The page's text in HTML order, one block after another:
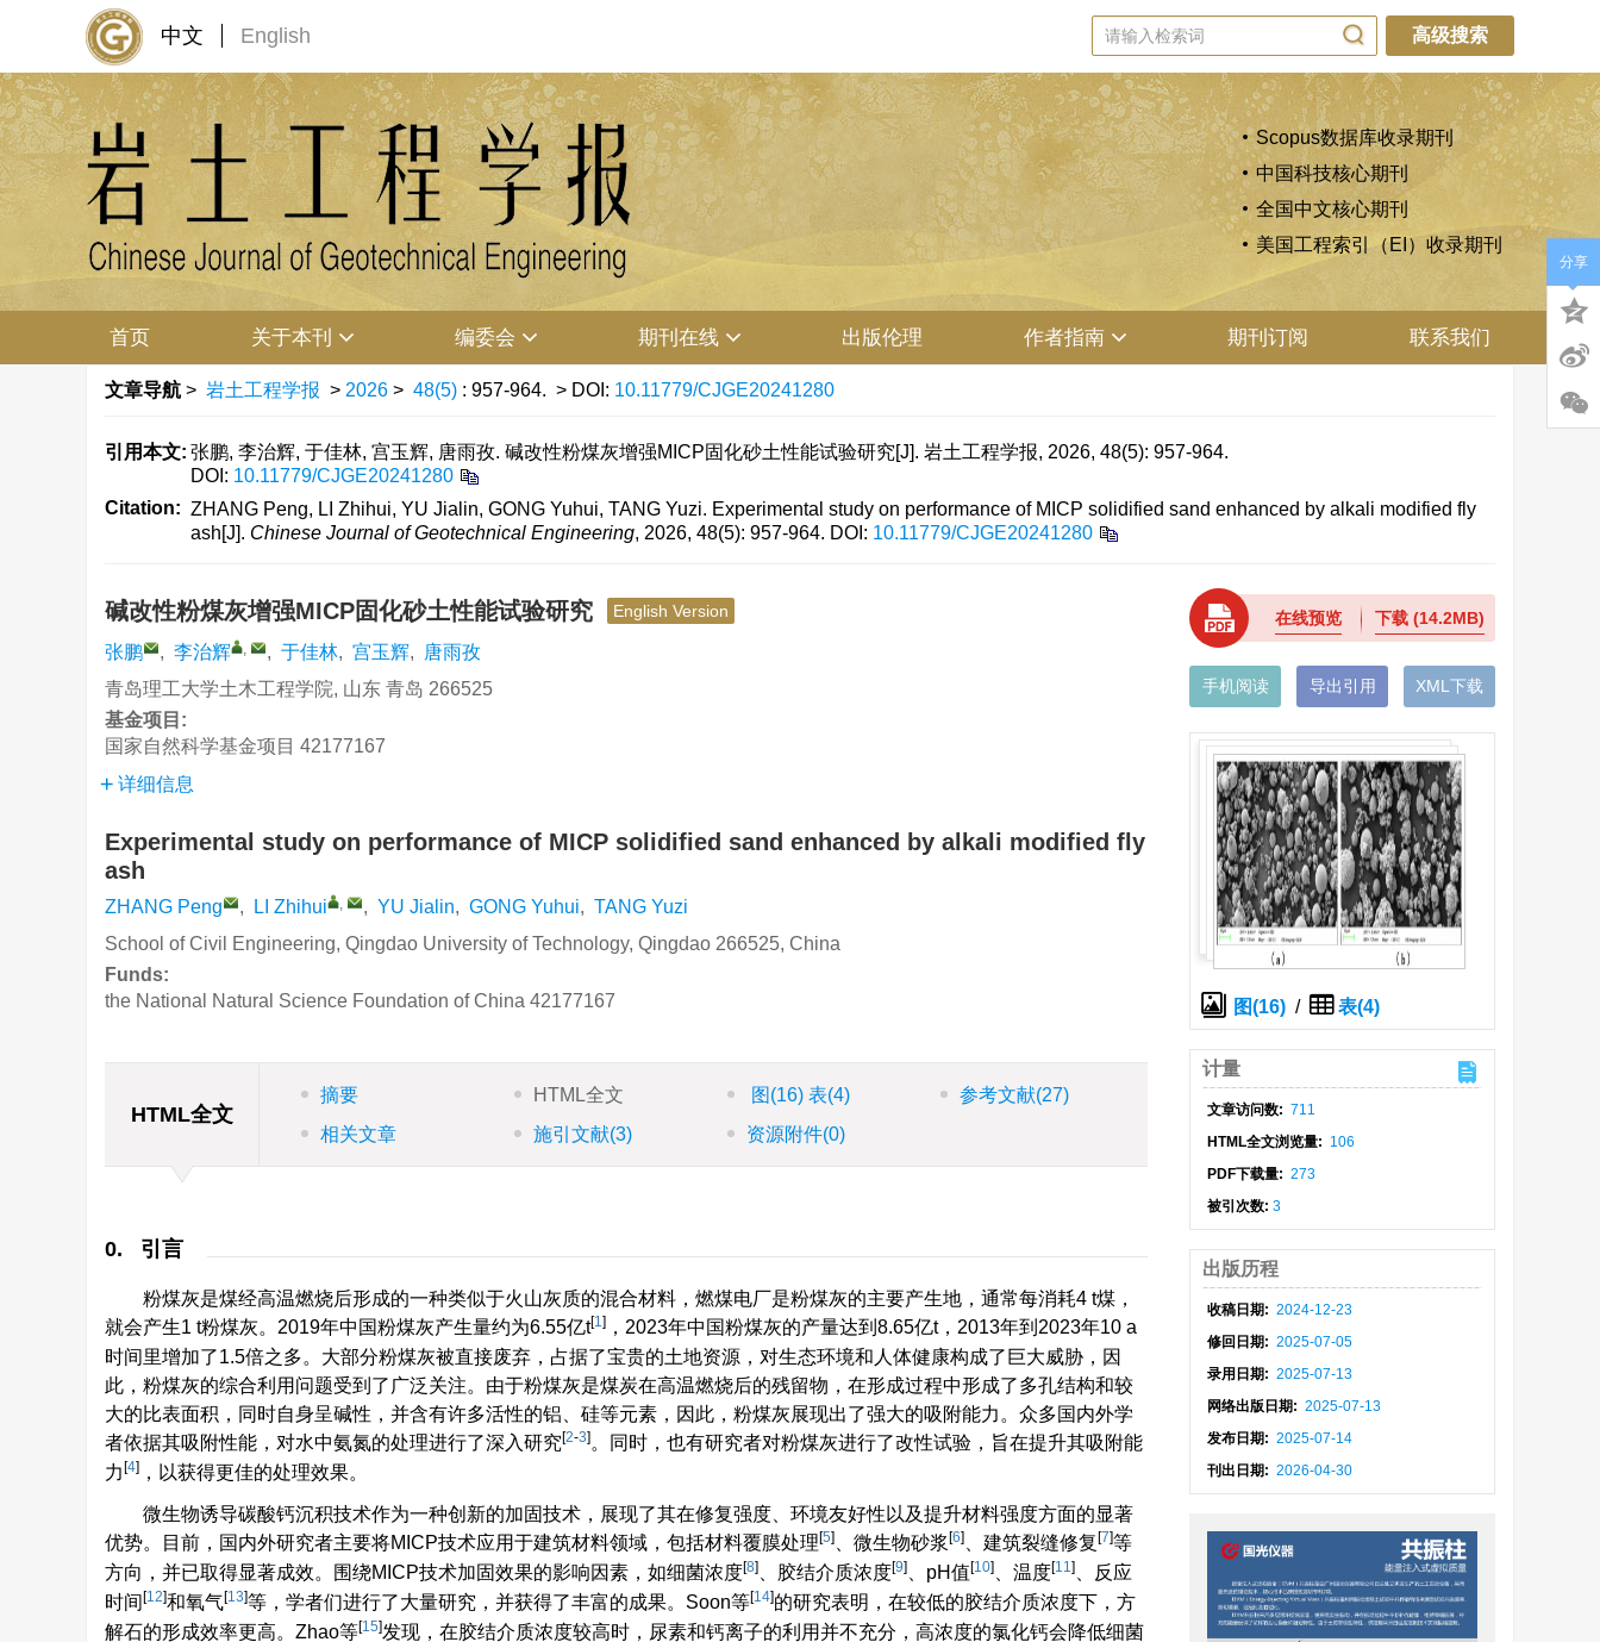
中文 English 高级搜索
Scopus数据库收录期刊
中国科技核心期刊
全国中文核心期刊
美国工程索引（EI）收录期刊
首页 关于本刊 编委会 期刊在线 出版伦理 作者指南 期刊订阅 联系我们
文章导航 > 岩土工程学报 > 2026 > 48(5) : 957-964. > DOI: 10.11779/CJGE20241280
引用本文: 张鹏, 李治辉, 于佳林, 宫玉辉, 唐雨孜. 碱改性粉煤灰增强MICP固化砂土性能试验研究[J]. 岩土工程学报, 2026, 48(5): 957-964.
DOI: 10.11779/CJGE20241280
Citation: ZHANG Peng, LI Zhihui, YU Jialin, GONG Yuhui, TANG Yuzi. Experimental study on performance of MICP solidified sand enhanced by alkali modified fly
ash[J]. Chinese Journal of Geotechnical Engineering, 2026, 48(5): 957-964. DOI: 10.11779/CJGE20241280
碱改性粉煤灰增强MICP固化砂土性能试验研究 English Version
张鹏 , 李治辉 , , 于佳林, 宫玉辉,
唐雨孜
青岛理工大学土木工程学院, 山东 青岛 266525
基金项目:
国家自然科学基金项目 42177167
详细信息
Experimental study on performance of MICP solidified sand enhanced by alkali modified fly
ash
ZHANG Peng , LI Zhihui , , YU Jialin, GONG Yuhui, TANG Yuzi
School of Civil Engineering, Qingdao University of Technology, Qingdao 266525, China
Funds:
the National Natural Science Foundation of China 42177167
HTML全文
摘要 HTML全文 图 (16) 表(4) 参考文献(27)
相关文章
施引文献(3) 资源附件(0)
0. 引言
粉煤灰是煤经高温燃烧后形成的一种类似于火山灰质的混合材料，燃煤电厂是粉煤灰的主要产生地，通常每消耗4 t煤，
就会产生1 t粉煤灰。2019年中国粉煤灰产生量约为6.55亿t[1] ，2023年中国粉煤灰的产量达到8.65亿t，2013年到2023年10 a
时间里增加了1.5倍之多。大部分粉煤灰被直接废弃，占据了宝贵的土地资源，对生态环境和人体健康构成了巨大威胁，因
此，粉煤灰的综合利用问题受到了广泛关注。由于粉煤灰是煤炭在高温燃烧后的残留物，在形成过程中形成了多孔结构和较
大的比表面积，同时自身呈碱性，并含有许多活性的铝、硅等元素，因此，粉煤灰展现出了强大的吸附能力。众多国内外学
者依据其吸附性能，对水中氨氮的处理进行了深入研究[2-3] 。同时，也有研究者对粉煤灰进行了改性试验，旨在提升其吸附能
力 [4] ，以获得更佳的处理效果。
微生物诱导碳酸钙沉积技术作为一种创新的加固技术，展现了其在修复强度、环境友好性以及提升材料强度方面的显著
优势。目前，国内外研究者主要将MICP技术应用于建筑材料领域，包括材料覆膜处理[5] 、微生物砂浆 [6] 、建筑裂缝修复 [7]等
方向，并已取得显著成效。围绕MICP技术加固效果的影响因素，如细菌浓度[8] 、胶结介质浓度[9] 、pH值[10] 、温度[11]
、反应
时间 [12]和氧气[13]等，学者们进行了大量研究，并获得了丰富的成果。Soon等[14]的研究表明，在较低的胶结介质浓度下，方
解石的形成效率更高。Zhao等[15]发现，在胶结介质浓度较高时，尿素和钙离子的利用并不充分，高浓度的氯化钙会降低细菌
在线预览 下载(14.2MB)
手机阅读 导出引用 XML下载
图(16) / 表(4)
计量
文章访问数: 711
HTML全文浏览量: 106
PDF下载量: 273
被引次数:3
出版历程
收稿日期: 2024-12-23
修回日期: 2025-07-05
录用日期: 2025-07-13
网络出版日期: 2025-07-13
发布日期: 2025-07-14
刊出日期: 2026-04-30
分享